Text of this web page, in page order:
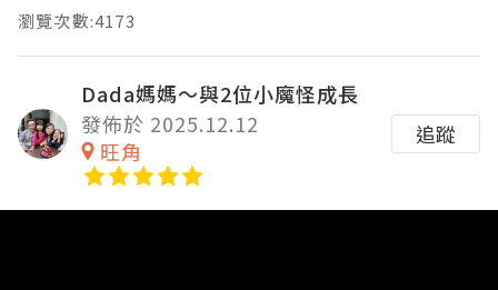
瀏覽次數:4173
Dada媽媽～與2位小魔怪成長
發佈於 2025.12.12
旺角
追蹤